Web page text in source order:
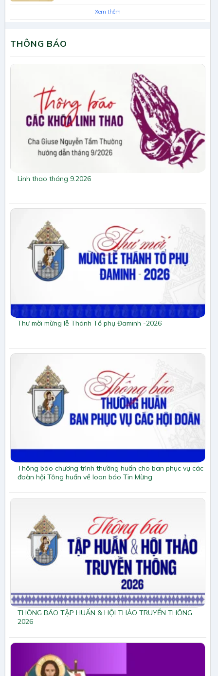
Xem thêm
THÔNG BÁO
Linh thao tháng 9.2026
Thư mời mừng lễ Thánh Tổ phụ Đaminh -2026
Thông báo chương trình thường huấn cho ban phục vụ các
đoàn hội Tông huấn về loan báo Tin Mừng
THÔNG BÁO TẬP HUẤN & HỘI THẢO TRUYỀN THÔNG
2026